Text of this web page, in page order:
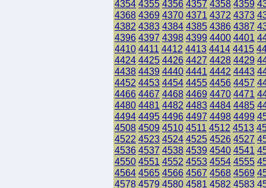
4354 4355 4356 4357 4358 4359
4368 4369 4370 4371 4372 4373
4382 4383 4384 4385 4386 4387
4396 4397 4398 4399 4400 4401
4410 4411 4412 4413 4414 4415
4424 4425 4426 4427 4428 4429
4438 4439 4440 4441 4442 4443
4452 4453 4454 4455 4456 4457
4466 4467 4468 4469 4470 4471
4480 4481 4482 4483 4484 4485
4494 4495 4496 4497 4498 4499
4508 4509 4510 4511 4512 4513
4522 4523 4524 4525 4526 4527
4536 4537 4538 4539 4540 4541
4550 4551 4552 4553 4554 4555
4564 4565 4566 4567 4568 4569
4578 4579 4580 4581 4582 4583